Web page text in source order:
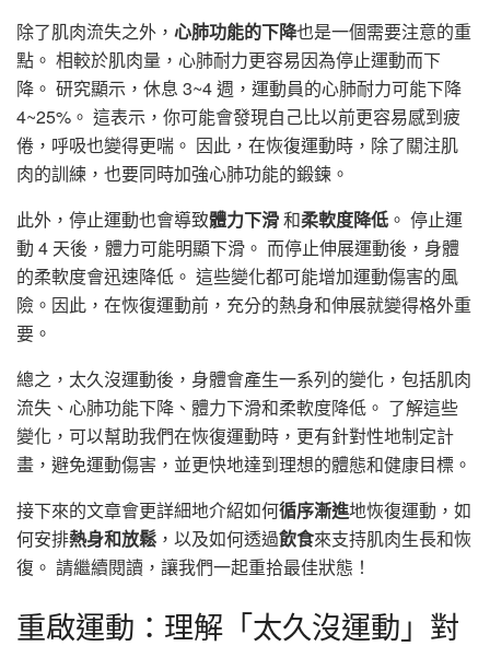
除了肌肉流失之外， 心肺功能的下降也是一個需要注意的重
點。 相較於肌肉量，心肺耐力更容易因為停止運動而下
降。 研究顯示，休息 3~4 週，運動員的心肺耐力可能下降
4~25%。 這表示，你可能會發現自己比以前更容易感到疲
倦，呼吸也變得更喘。 因此，在恢復運動時，除了關注肌
肉的訓練，也要同時加強心肺功能的鍛鍊。
此外，停止運動也會導致體力下滑和柔軟度降低 。 停止運
動 4 天後，體力可能明顯下滑。 而停止伸展運動後，身體
的柔軟度會迅速降低。 這些變化都可能增加運動傷害的風
險。因此，在恢復運動前，充分的熱身和伸展就變得格外重
要。
總之，太久沒運動後，身體會產生一系列的變化，包括肌肉
流失、心肺功能下降、體力下滑和柔軟度降低。 了解這些
變化，可以幫助我們在恢復運動時，更有針對性地制定計
畫，避免運動傷害，並更快地達到理想的體態和健康目標。
接下來的文章會更詳細地介紹如何循序漸進地恢復運動，如
何安排熱身和放鬆 ，以及如何透過飲食來支持肌肉生長和恢
復。 請繼續閱讀，讓我們一起重拾最佳狀態！
重啟運動：理解「太久沒運動」對